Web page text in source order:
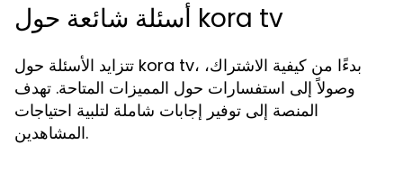
أسئلة شائعة حول kora tv
تتزايد الأسئلة حول kora tv، بدءًا من كيفية الاشتراك،
وصولاً إلى استفسارات حول المميزات المتاحة. تهدف
المنصة إلى توفير إجابات شاملة لتلبية احتياجات
المشاهدين.